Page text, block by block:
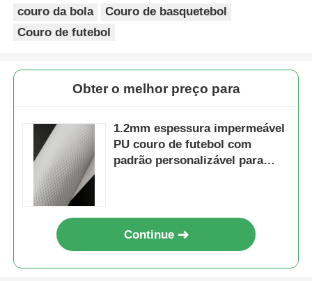
couro da bola
Couro de basquetebol
Couro de futebol
Obter o melhor preço para
1.2mm espessura impermeável
PU couro de futebol com
padrão personalizável para
Continue